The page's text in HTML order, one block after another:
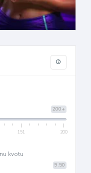
200+
151 200
kvotu
9.50